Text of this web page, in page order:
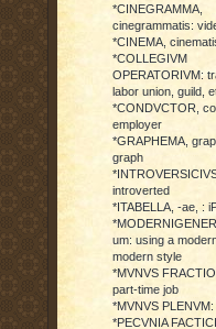
*CINEGRAMMA,
cinegrammatis:
*CINEMA,
*COLLEGIVM
OPERATORIVM:
labor union, guild,
*CONDVCTOR,
employer
*GRAPHEMA,
graph
introverted
*ITABELLA, -ae, :
um: using a
modern style
*MVNVS
part-time job
*MVNVS
*PECVNIA